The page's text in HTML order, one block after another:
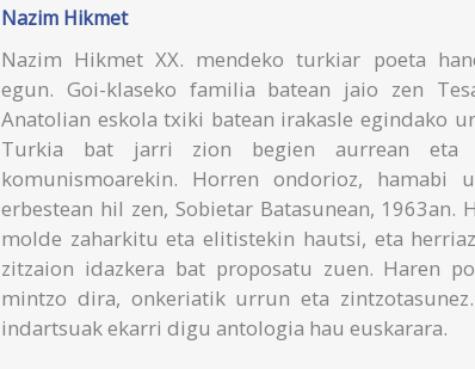
Nazim Hikmet
Nazim Hikmet XX. mendeko turkiar poeta
egun. Goi-klaseko familia batean jaio zen
Anatolian eskola txiki batean irakasle egindako
Turkia bat jarri zion begien aurrean eta
komunismoarekin. Horren ondorioz, hamabi
erbestean hil zen, Sobietar Batasunean,
molde zaharkitu eta elitistekin hautsi, eta
zitzaion idazkera bat proposatu zuen. Haren
mintzo dira, onkeriatik urrun eta
indartsuak ekarri digu antologia hau euskarara.